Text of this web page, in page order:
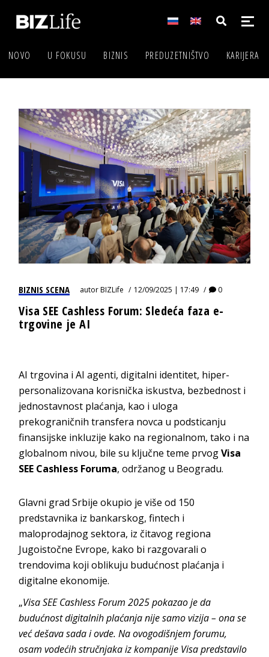
NOVO U FOKUSU BIZNIS PREDUZETNIŠTVO KARIJERA
BIZNIS SCENA autorBIZLife 12/09/2025 | 17:49 0
Visa SEE Cashless Forum: Sledeća faza e-
trgovine je AI
AI trgovina i AI agenti, digitalni identitet, hiper-
personalizovana korisnička iskustva, bezbednost i
jednostavnost plaćanja, kao i uloga
prekograničnih transfera novca u podsticanju
finansijske inkluzije kako na regionalnom, tako i na
globalnom nivou, bile su ključne teme prvogVisa
SEE Cashless Foruma, održanog u Beogradu.
Glavni grad Srbije okupio je više od 150
predstavnika iz bankarskog, fintech i
maloprodajnog sektora, iz čitavog regiona
Jugoistočne Evrope, kako bi razgovarali o
trendovima koji oblikuju budućnost plaćanja i
digitalne ekonomije.
„Visa SEE Cashless Forum 2025 pokazao je da
budućnost digitalnih plaćanja nije samo vizija – ona se
već dešava sada i ovde. Na ovogodišnjem forumu,
osam vodećih stručnjaka iz kompanije Visa predstavilo